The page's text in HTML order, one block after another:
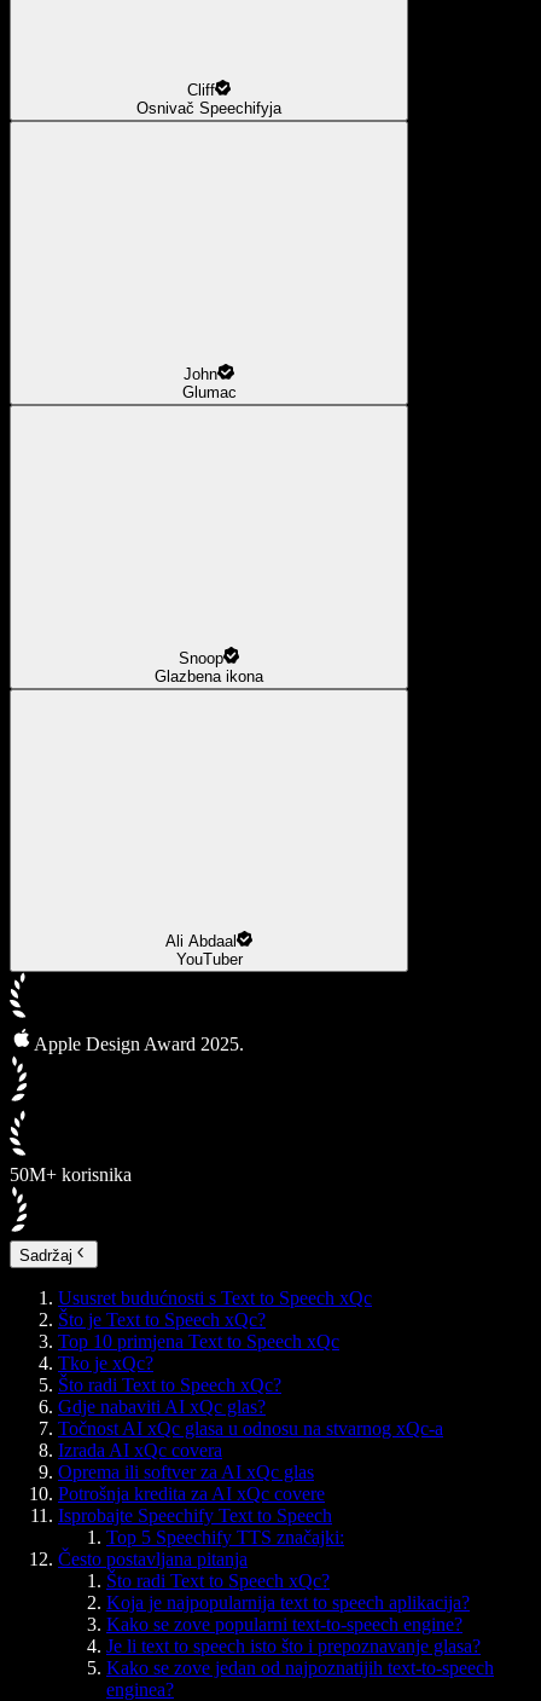
Cliff
Osnivač Speechifyja
John
Glumac
Snoop
Glazbena ikona
Ali Abdaal
YouTuber
Apple Design Award 2025.
50M+ korisnika
Sadržaj
Ususret budućnosti s Text to Speech xQc
Što je Text to Speech xQc?
Top 10 primjena Text to Speech xQc
Tko je xQc?
Što radi Text to Speech xQc?
Gdje nabaviti AI xQc glas?
Točnost AI xQc glasa u odnosu na stvarnog xQc-a
Izrada AI xQc covera
Oprema ili softver za AI xQc glas
Potrošnja kredita za AI xQc covere
Isprobajte Speechify Text to Speech
Top 5 Speechify TTS značajki:
Često postavljana pitanja
Što radi Text to Speech xQc?
Koja je najpopularnija text to speech aplikacija?
Kako se zove popularni text-to-speech engine?
Je li text to speech isto što i prepoznavanje glasa?
Kako se zove jedan od najpoznatijih text-to-speech
enginea?